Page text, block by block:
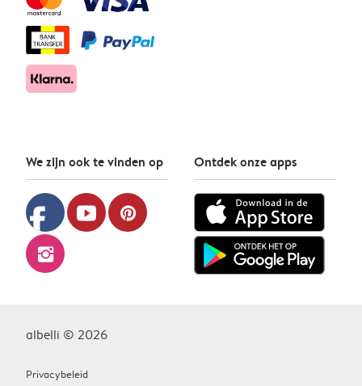
We zijn ook te vinden op
facebook youtube pinterest
instagram
Ontdek onze apps
albelli © 2026
Privacybeleid